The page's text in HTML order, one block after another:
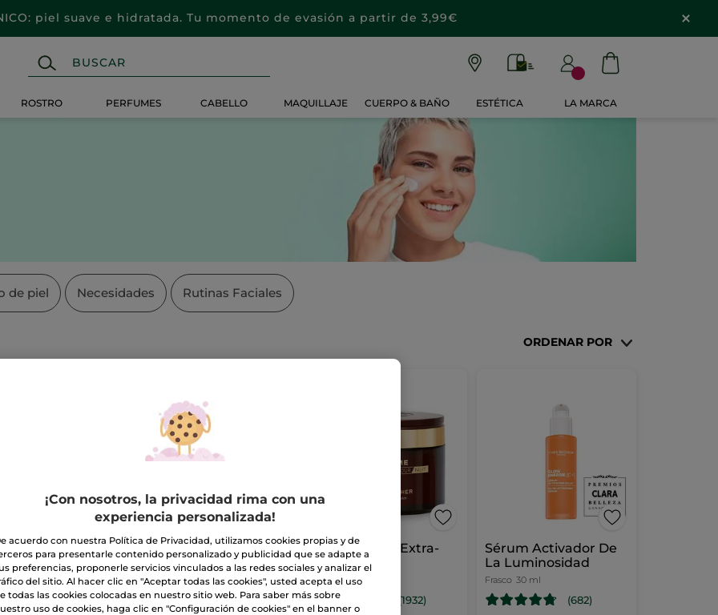
piel suave e hidratada. Tu momento de evasión a partir de 3,99€
ROSTRO PERFUMES CABELLO MAQUILLAJE CUERPO & BAÑO ESTÉTICA LA MARCA
de piel Necesidades Rutinas Faciales
ORDENAR POR
Crema
Noche &
De Noche
75 ml
(908)
Desmaquillante de
ojos exprés 200ml
200 ml
(2768)
Tratamiento Extra-
regenerante
Tarro 75 ml
(1932)
Sérum Activador De
La Luminosidad
Frasco 30 ml
(682)
¡Con nosotros, la privacidad rima con una
experiencia personalizada!
acuerdo con nuestra Política de Privacidad, utilizamos cookies propias y de
para presentarle contenido personalizado y publicidad que se adapte a
preferencias, proponerle servicios vinculados a las redes sociales y analizar el
del sitio. Al hacer clic en "Aceptar todas las cookies", usted acepta el uso
todas las cookies colocadas en nuestro sitio web. Para saber más sobre
uso de cookies, haga clic en "Configuración de cookies" en el banner o